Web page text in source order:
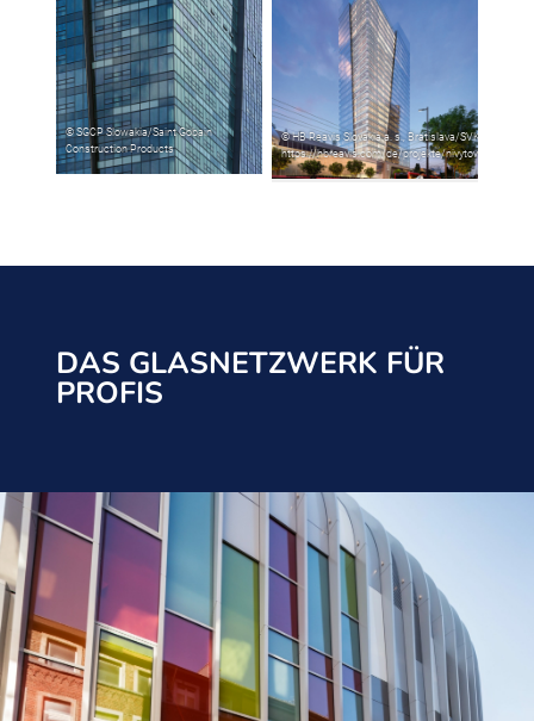
DAS GLASNETZWERK FÜR
PROFIS